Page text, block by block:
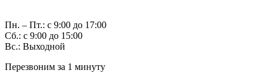
Пн. – Пт.: с 9:00 до 17:00
Сб.: с 9:00 до 15:00
Вс.: Выходной
Перезвоним за 1 минуту